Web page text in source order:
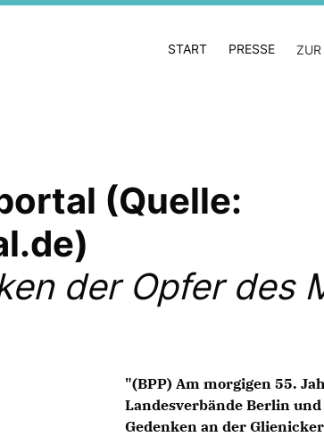
START PRESSE
(Quelle:
der Opfer des
"(BPP) Am morgigen 55.
Landesverbände Berlin
Gedenken an der